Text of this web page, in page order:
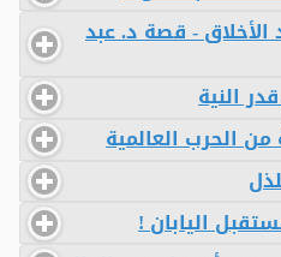
الأخلاق - قصة د. عبد